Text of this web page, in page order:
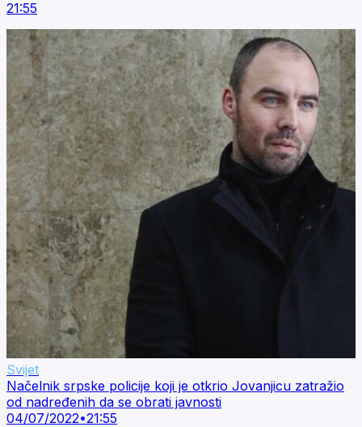
21:55
Svijet
Načelnik srpske policije koji je otkrio Jovanjicu zatražio
od nadređenih da se obrati javnosti
04/07/2022•21:55